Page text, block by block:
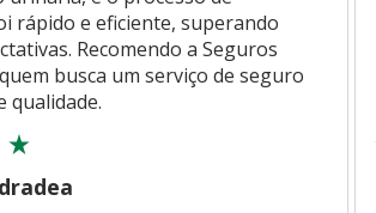
rápido e eficiente, superando
Recomendo a Seguros
busca um serviço de seguro
qualidade.